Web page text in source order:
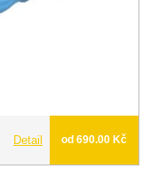
Detail od 690.00 Kč